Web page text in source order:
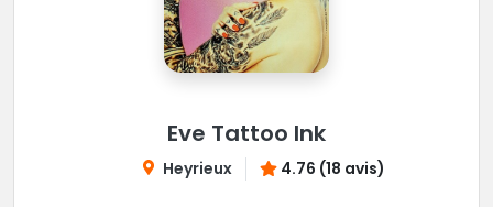
Eve Tattoo Ink
Heyrieux 4.76 (18 avis)